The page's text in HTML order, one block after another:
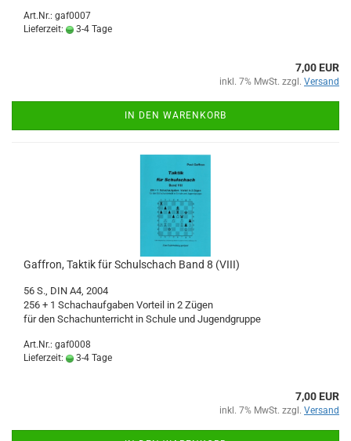
Art.Nr.: gaf0007
Lieferzeit:
3-4 Tage
7,00 EUR
inkl. 7% MwSt. zzgl. Versand
IN DEN WARENKORB
Gaffron, Taktik für Schulschach Band 8 (VIII)
56 S., DIN A4, 2004
256 + 1 Schachaufgaben Vorteil in 2 Zügen
für den Schachunterricht in Schule und Jugendgruppe
Art.Nr.: gaf0008
Lieferzeit:
3-4 Tage
7,00 EUR
inkl. 7% MwSt. zzgl. Versand